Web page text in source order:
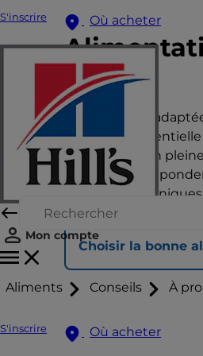
S'inscrire Où acheter
Mon compte
Aliments Conseils À
S'inscrire Où acheter
chat
Une nutrition
animal est
heureuse et en
aliments qui
nutritionnels
Choisir la bonne